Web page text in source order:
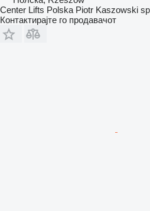
Center Lifts Polska Piotr Kaszowski
Контактирајте го продавачот